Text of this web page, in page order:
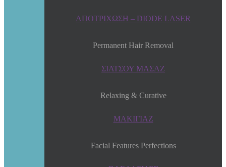
ΑΠΟΤΡΙΧΩΣΗ – DIODE LASER
Permanent Hair Removal
ΣΙΑΤΣΟΥ ΜΑΣΑΖ
Relaxing & Curative
ΜΑΚΙΓΙΑΖ
Facial Features Perfections